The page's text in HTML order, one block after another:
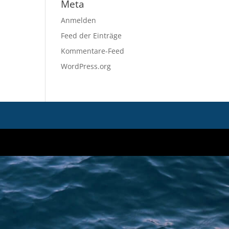
Meta
Anmelden
Feed der Einträge
Kommentare-Feed
WordPress.org